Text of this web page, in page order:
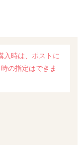
入時は、ポストに
の指定はできま